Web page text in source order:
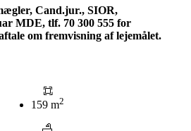
Cand.jur., SIOR,
MDE, tlf. 70 300 555 for
om fremvisning af lejemålet.
159 m2